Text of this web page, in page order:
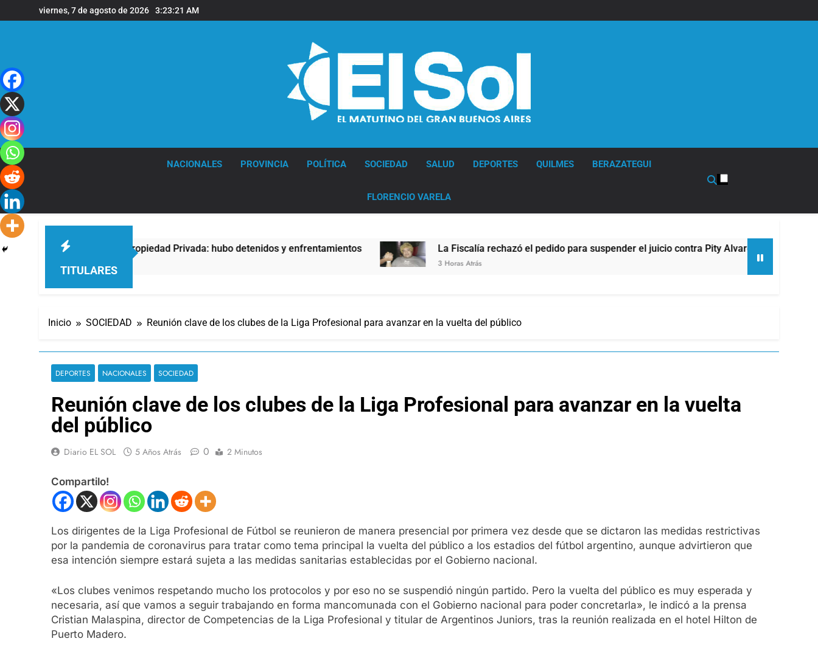
al
viernes, 7 de agosto de 2026 3:23:22 AM
NACIONALES PROVINCIA POLÍTICA SOCIEDAD SALUD DEPORTES QUILMES BERAZATEGUI
FLORENCIO VARELA
TITULARES
contra la Ley de Propiedad Privada: hubo detenidos y enfrentamientos La Fiscalía rechazó el pedido para suspender el juicio contra Pity Alvarez
3 Horas Atrás
Inicio SOCIEDAD Reunión clave de los clubes de la Liga Profesional para avanzar en la vuelta del público
DEPORTES NACIONALES SOCIEDAD
Reunión clave de los clubes de la Liga Profesional para avanzar en la vuelta
del público
Diario EL SOL 5 Años Atrás 0 2 Minutos
Compartilo!
Los dirigentes de la Liga Profesional de Fútbol se reunieron de manera presencial por primera vez desde que se dictaron las medidas restrictivas
por la pandemia de coronavirus para tratar como tema principal la vuelta del público a los estadios del fútbol argentino, aunque advirtieron que
esa intención siempre estará sujeta a las medidas sanitarias establecidas por el Gobierno nacional.
«Los clubes venimos respetando mucho los protocolos y por eso no se suspendió ningún partido. Pero la vuelta del público es muy esperada y
necesaria, así que vamos a seguir trabajando en forma mancomunada con el Gobierno nacional para poder concretarla», le indicó a la prensa
Cristian Malaspina, director de Competencias de la Liga Profesional y titular de Argentinos Juniors, tras la reunión realizada en el hotel Hilton de
Puerto Madero.